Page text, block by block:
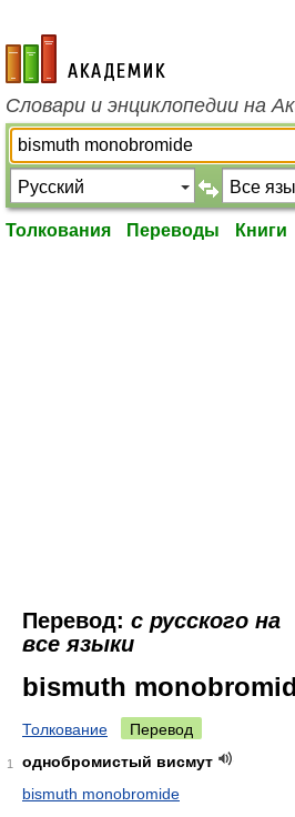
academic.ru
Словари и энциклопедии на
Толкования Переводы Книги
Перевод: с русского на
все языки
bismuth
Толкование Перевод
1
однобромистый висмут
bismuth monobromide